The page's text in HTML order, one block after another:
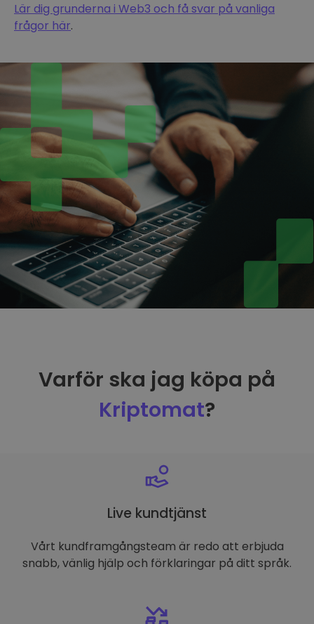
Lär dig grunderna i Web3 och få svar på vanliga
frågor här.
Varför ska jag köpa på
Kriptomat?
Live kundtjänst
Vårt kundframgångsteam är redo att erbjuda
snabb, vänlig hjälp och förklaringar på ditt språk.